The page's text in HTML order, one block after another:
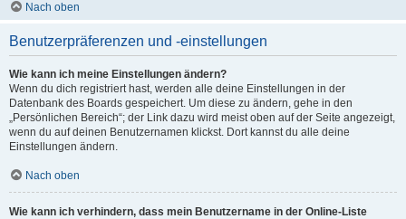
Nach oben
Benutzerpräferenzen und -einstellungen
Wie kann ich meine Einstellungen ändern?
Wenn du dich registriert hast, werden alle deine Einstellungen in der
Datenbank des Boards gespeichert. Um diese zu ändern, gehe in den
„Persönlichen Bereich“; der Link dazu wird meist oben auf der Seite angezeigt,
wenn du auf deinen Benutzernamen klickst. Dort kannst du alle deine
Einstellungen ändern.
Nach oben
Wie kann ich verhindern, dass mein Benutzername in der Online-Liste